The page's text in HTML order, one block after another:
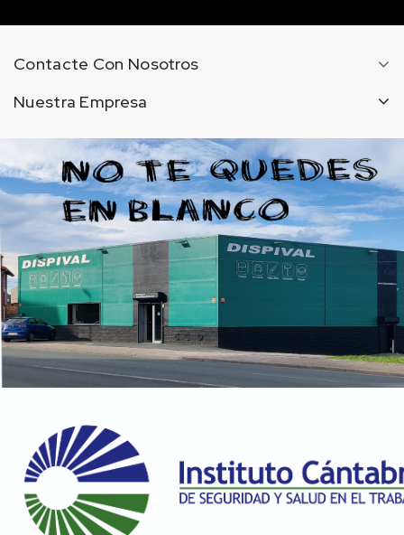
7.51 €
7.51 €
2 en stock
204 True Blue
7.51 €
1 en stock
205 Amazonas Light
7.51 €
2 en stock
206 Lagoon Blue
7.51 €
1 en stock
207 Skin Pastel
7.51 €
208 Ocher Brown Light
7.51 €
1 en stock
209 Blue Violet Pastel
Contacte Con Nosotros
Nuestra Empresa